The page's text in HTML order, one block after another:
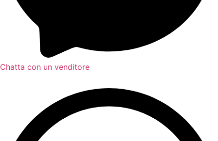
Chatta con un venditore